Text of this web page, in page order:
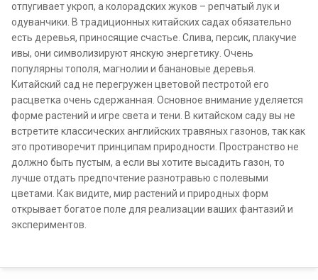
отпугивает укроп, а колорадских жуков – репчатый лук и
одуванчики. В традиционных китайских садах обязательно
есть деревья, приносящие счастье. Слива, персик, плакучие
ивы, они символизируют янскую энергетику. Очень
популярны тополя, магнолии и банановые деревья.
Китайский сад не перегружен цветовой пестротой его
расцветка очень сдержанная. Основное внимание уделяется
форме растений и игре света и тени. В китайском саду вы не
встретите классических английских травяных газонов, так как
это противоречит принципам природности. Пространство не
должно быть пустым, а если вы хотите высадить газон, то
лучше отдать предпочтение разнотравью с полевыми
цветами. Как видите, мир растений и природных форм
открывает богатое поле для реализации ваших фантазий и
экспериментов.